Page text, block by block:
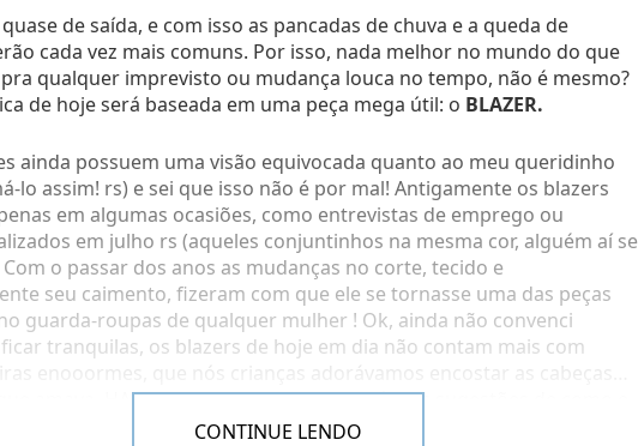
de saída, e com isso as pancadas de chuva e a queda de
cada vez mais comuns. Por isso, nada melhor no mundo do que
qualquer imprevisto ou mudança louca no tempo, não é mesmo?
de hoje será baseada em uma peça mega útil: o BLAZER.
ainda possuem uma visão equivocada quanto ao meu queridinho
lo assim! rs) e sei que isso não é por mal! Antigamente os blazers
em algumas ocasiões, como entrevistas de emprego ou
em julho rs (aqueles conjuntinhos na mesma cor, alguém aí se
o passar dos anos as mudanças no corte, tecido e
seu caimento, fizeram com que ele se tornasse uma das peças
guarda-roupas de qualquer mulher ! Ok, ainda não convenci
tranquilas, os blazers de hoje em dia não contam mais com
enooormes, que nós crianças adorávamos encostar as cabeças…
amava, HAHAHAHA) Nesse post tem váriass sugestões de como e
NA PRAIA, O RESTO TÁ LIBERADO HAHAHA), abusem deles!
CONTINUE LENDO